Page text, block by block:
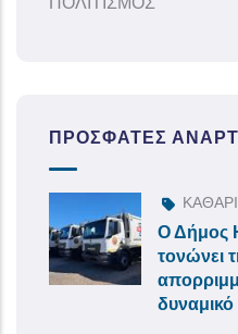
ΠΡΌΣΦΑΤΕΣ
Ο Δήμος
τονώνει
δυναμικό